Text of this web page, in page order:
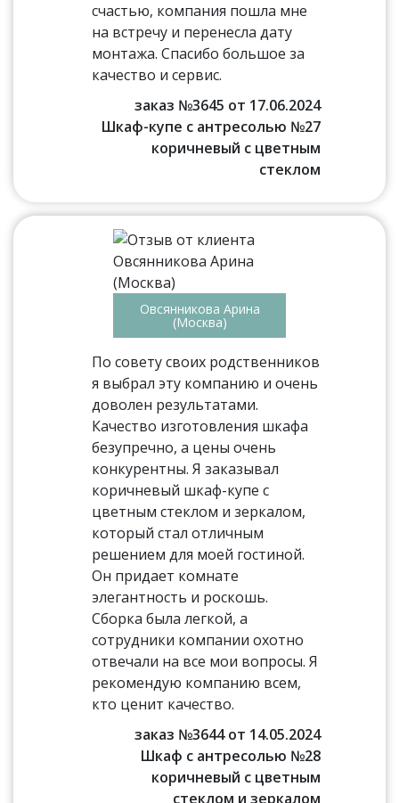
счастью, компания пошла мне
на встречу и перенесла дату
монтажа. Спасибо большое за
качество и сервис.
заказ №3645 от 17.06.2024
Шкаф-купе с антресолью №27
коричневый с цветным
стеклом
Овсянникова Арина
(Москва)
По совету своих родственников
я выбрал эту компанию и очень
доволен результатами.
Качество изготовления шкафа
безупречно, а цены очень
конкурентны. Я заказывал
коричневый шкаф-купе с
цветным стеклом и зеркалом,
который стал отличным
решением для моей гостиной.
Он придает комнате
элегантность и роскошь.
Сборка была легкой, а
сотрудники компании охотно
отвечали на все мои вопросы. Я
рекомендую компанию всем,
кто ценит качество.
заказ №3644 от 14.05.2024
Шкаф с антресолью №28
коричневый с цветным
стеклом и зеркалом